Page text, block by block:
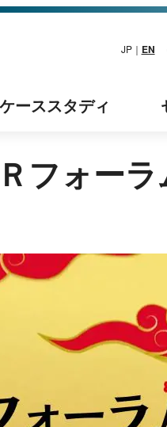
JP｜ EN
ケーススタディ
フォー